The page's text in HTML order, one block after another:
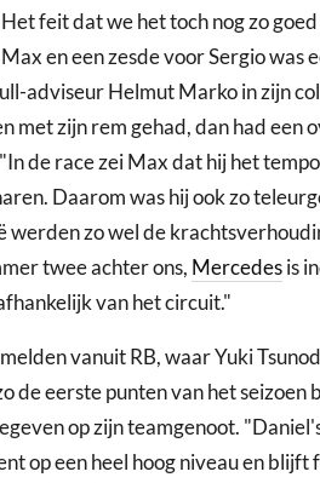
feit dat we het toch nog zo
en een zesde voor Sergio was
adviseur Helmut Marko in zijn
met zijn rem gehad, dan had een
de race zei Max dat hij het
Daarom was hij ook zo
zo wel de
twee achter ons, Mercedesis
van het circuit."
vanuit RB, waar Yuki
de eerste punten van het
op zijn teamgenoot.
op een heel hoog niveau en blijft